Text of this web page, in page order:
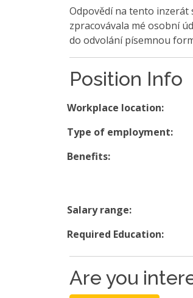
Odpovědí na tento inzerát
zpracovávala mé osobní
do odvolání písemnou
Position Info
Workplace location:
Type of employment:
Benefits:
Salary range:
Required Education:
Are you